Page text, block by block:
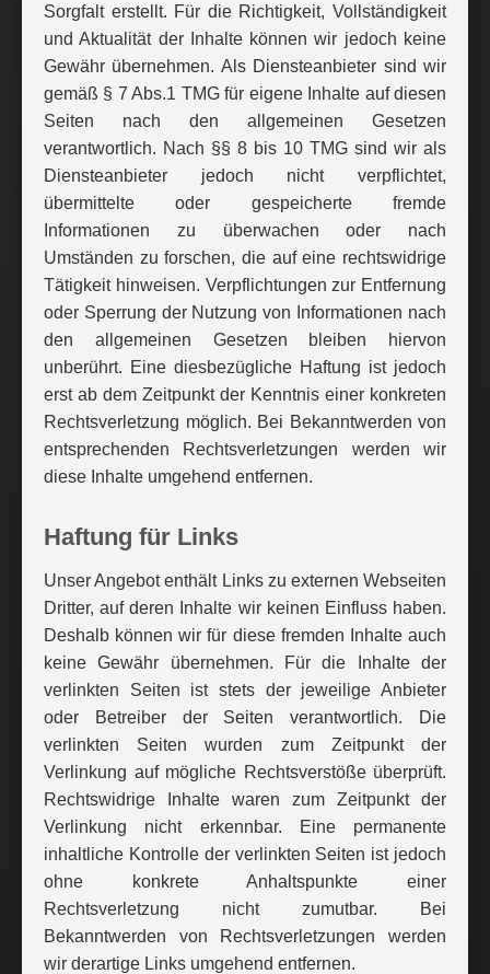
Sorgfalt erstellt. Für die Richtigkeit, Vollständigkeit
und Aktualität der Inhalte können wir jedoch keine
Gewähr übernehmen. Als Diensteanbieter sind wir
gemäß § 7 Abs.1 TMG für eigene Inhalte auf diesen
Seiten nach den allgemeinen Gesetzen
verantwortlich. Nach §§ 8 bis 10 TMG sind wir als
Diensteanbieter jedoch nicht verpflichtet,
übermittelte oder gespeicherte fremde
Informationen zu überwachen oder nach
Umständen zu forschen, die auf eine rechtswidrige
Tätigkeit hinweisen. Verpflichtungen zur Entfernung
oder Sperrung der Nutzung von Informationen nach
den allgemeinen Gesetzen bleiben hiervon
unberührt. Eine diesbezügliche Haftung ist jedoch
erst ab dem Zeitpunkt der Kenntnis einer konkreten
Rechtsverletzung möglich. Bei Bekanntwerden von
entsprechenden Rechtsverletzungen werden wir
diese Inhalte umgehend entfernen.
Haftung für Links
Unser Angebot enthält Links zu externen Webseiten
Dritter, auf deren Inhalte wir keinen Einfluss haben.
Deshalb können wir für diese fremden Inhalte auch
keine Gewähr übernehmen. Für die Inhalte der
verlinkten Seiten ist stets der jeweilige Anbieter
oder Betreiber der Seiten verantwortlich. Die
verlinkten Seiten wurden zum Zeitpunkt der
Verlinkung auf mögliche Rechtsverstöße überprüft.
Rechtswidrige Inhalte waren zum Zeitpunkt der
Verlinkung nicht erkennbar. Eine permanente
inhaltliche Kontrolle der verlinkten Seiten ist jedoch
ohne konkrete Anhaltspunkte einer
Rechtsverletzung nicht zumutbar. Bei
Bekanntwerden von Rechtsverletzungen werden
wir derartige Links umgehend entfernen.